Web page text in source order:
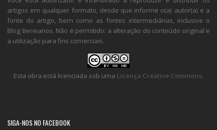
artigos em qualquer formato, desde que informe o(a) autor(a) e a
fonte do artigo, bem como as fontes intermediárias, inclusive o
Blog Bereianos. Não é permitido: a alteração do conteúdo original e
a utilização para fins comerciais.
Esta obra está licenciada sob uma Licença Creative Commons.
SIGA-NOS NO FACEBOOK